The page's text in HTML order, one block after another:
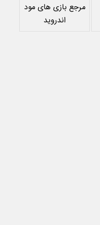
مرجع بازی های مود
اندروید